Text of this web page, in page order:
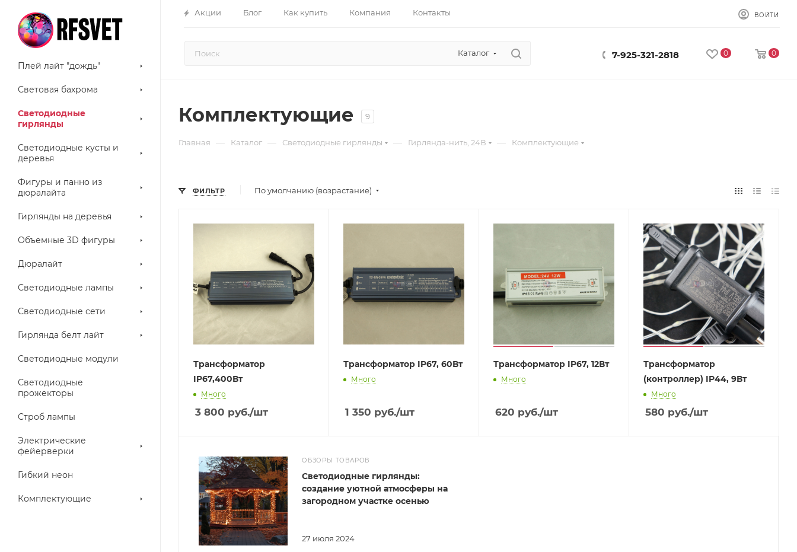
Акции Блог Как купить Компания Контакты ВОЙТИ
Каталог 7-925-321-2818 0 0
Плей лайт "дождь"
Световая бахрома
Светодиодные
гирлянды
Светодиодные кусты и
деревья
Фигуры и панно из
дюралайта
Гирлянды на деревья
Объемные 3D фигуры
Дюралайт
Светодиодные лампы
Светодиодные сети
Гирлянда белт лайт
Светодиодные модули
Светодиодные
прожекторы
Строб лампы
Электрические
фейерверки
Гибкий неон
Комплектующие
Комплектующие 9
Главная — Каталог — Светодиодные гирлянды — Гирлянда-нить, 24В — Комплектующие
ФИЛЬТР По умолчанию (возрастание)
Трансформатор
IP67,400Вт
Много
3 800 руб./шт
Трансформатор IP67, 60Вт
Много
1 350 руб./шт
Трансформатор IP67, 12Вт
Много
620 руб./шт
Трансформатор
(контроллер) IP44, 9Вт
Много
580 руб./шт
ОБЗОРЫ ТОВАРОВ
27 июля 2024
Светодиодные гирлянды:
создание уютной атмосферы на
загородном участке осенью